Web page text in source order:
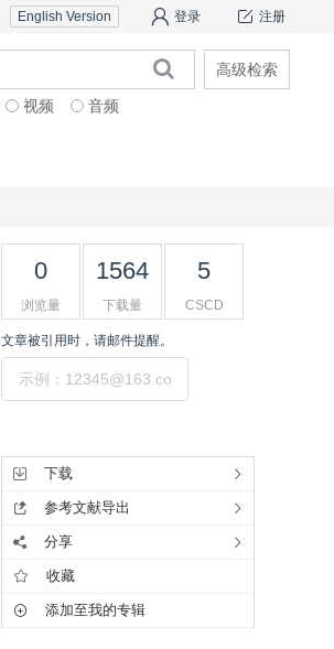
注册
登录
English Version
视频 音频
高级检索
0
浏览量
1564
下载量
5
CSCD
文章被引用时，请邮件提醒。
下载
参考文献导出
分享
收藏
添加至我的专辑